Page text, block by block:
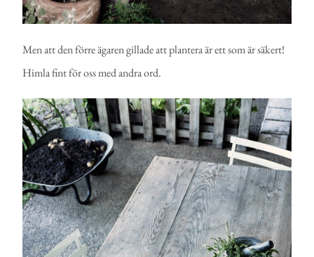
Men att den förre ägaren gillade att plantera är ett som är säkert!
Himla fint för oss med andra ord.